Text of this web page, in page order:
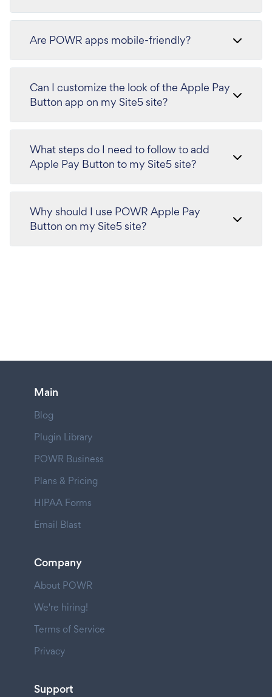
Are POWR apps mobile-friendly?
Can I customize the look of the Apple Pay
Button app on my Site5 site?
What steps do I need to follow to add
Apple Pay Button to my Site5 site?
Why should I use POWR Apple Pay
Button on my Site5 site?
Main
Blog
Plugin Library
POWR Business
Plans & Pricing
HIPAA Forms
Email Blast
Company
About POWR
We're hiring!
Terms of Service
Privacy
Support